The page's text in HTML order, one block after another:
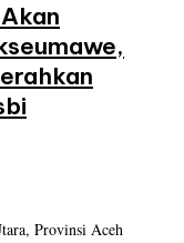
Provinsi Aceh